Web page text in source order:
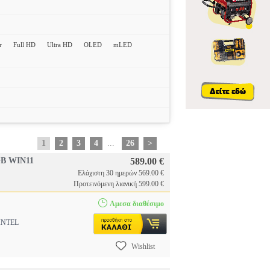
Full HD Ultra HD OLED mLED
1 2 3 4 ... 26
>
WIN11
589.00 €
Ελάχιστη 30 ημερών 569.00 €
Προτεινόμενη λιανική 599.00 €
Αμεσα διαθέσιμο
Wishlist